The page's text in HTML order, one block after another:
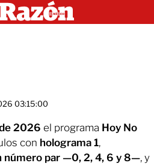
03:15:00
2026 el programa Hoy No
con holograma 1,
número par —0, 2, 4, 6 y 8—, y